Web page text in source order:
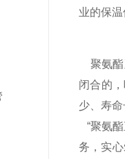
业的保
聚氨酯
闭合的
少、寿
“聚氨
务，实